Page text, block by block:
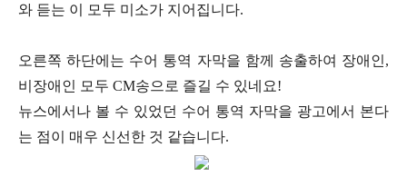
와 듣는 이 모두 미소가 지어집니다.
오른쪽 하단에는 수어 통역 자막을 함께 송출하여 장애인,
비장애인 모두 CM송으로 즐길 수 있네요!
뉴스에서나 볼 수 있었던 수어 통역 자막을 광고에서 본다
는 점이 매우 신선한 것 같습니다.